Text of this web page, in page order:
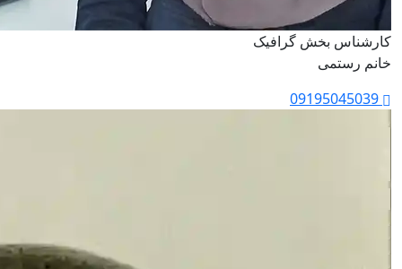
کارشناس بخش گرافیک
خانم رستمی